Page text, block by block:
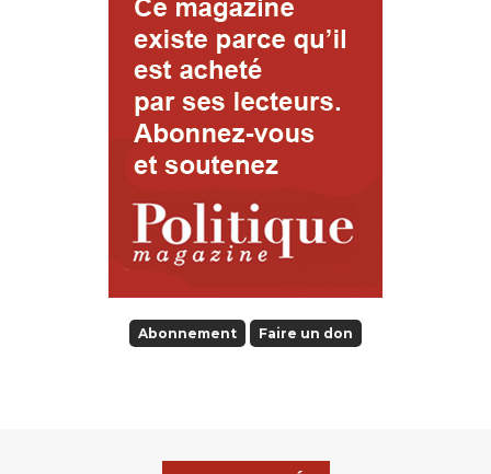
Abonnement Faire un don